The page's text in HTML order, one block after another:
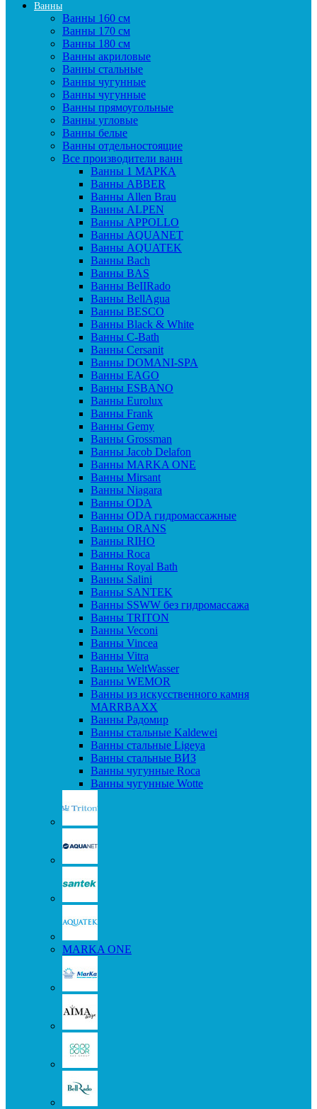
Ванны
Ванны 160 см
Ванны 170 см
Ванны 180 см
Ванны акриловые
Ванны стальные
Ванны чугунные
Ванны чугунные
Ванны прямоугольные
Ванны угловые
Ванны белые
Ванны отдельностоящие
Все производители ванн
Ванны 1 МАРКА
Ванны ABBER
Ванны Allen Brau
Ванны ALPEN
Ванны APPOLLO
Ванны AQUANET
Ванны AQUATEK
Ванны Bach
Ванны BAS
Ванны BeIIRado
Ванны BellAgua
Ванны BESCO
Ванны Black & White
Ванны C-Bath
Ванны Cersanit
Ванны DOMANI-SPA
Ванны EAGO
Ванны ESBANO
Ванны Eurolux
Ванны Frank
Ванны Gemy
Ванны Grossman
Ванны Jacob Delafon
Ванны MARKA ONE
Ванны Mirsant
Ванны Niagara
Ванны ODA
Ванны ODA гидромассажные
Ванны ORANS
Ванны RIHO
Ванны Roca
Ванны Royal Bath
Ванны Salini
Ванны SANTEK
Ванны SSWW без гидромассажа
Ванны TRITON
Ванны Veconi
Ванны Vincea
Ванны Vitra
Ванны WeltWasser
Ванны WEMOR
Ванны из искусственного камня
MARRBAXX
Ванны Радомир
Ванны стальные Kaldewei
Ванны стальные Ligeya
Ванны стальные ВИЗ
Ванны чугунные Roca
Ванны чугунные Wotte
MARKA ONE